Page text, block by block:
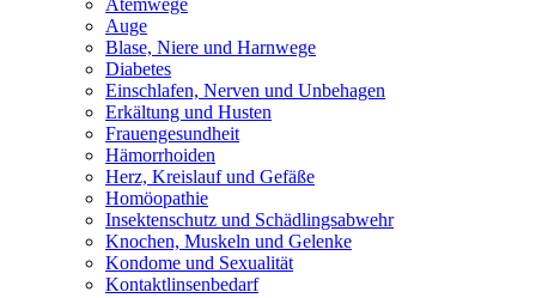
Atemwege
Auge
Blase, Niere und Harnwege
Diabetes
Einschlafen, Nerven und Unbehagen
Erkältung und Husten
Frauengesundheit
Hämorrhoiden
Herz, Kreislauf und Gefäße
Homöopathie
Insektenschutz und Schädlingsabwehr
Knochen, Muskeln und Gelenke
Kondome und Sexualität
Kontaktlinsenbedarf